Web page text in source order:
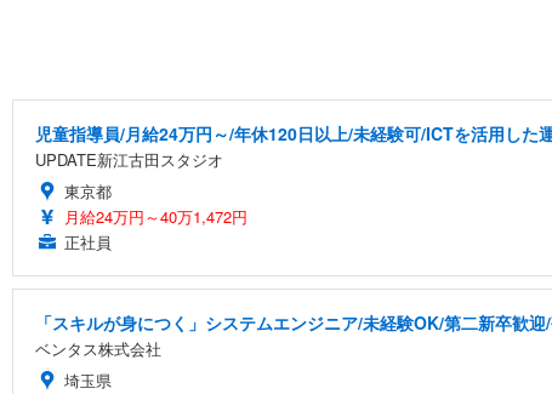
児童指導員/月給24万円～/年休120日以上/未経験可/ICTを活用し
UPDATE新江古田スタジオ
東京都
月給24万円～40万1,472円
正社員
「スキルが身につく」システムエンジニア/未経験OK/第二新卒歓
ベンタス株式会社
埼玉県